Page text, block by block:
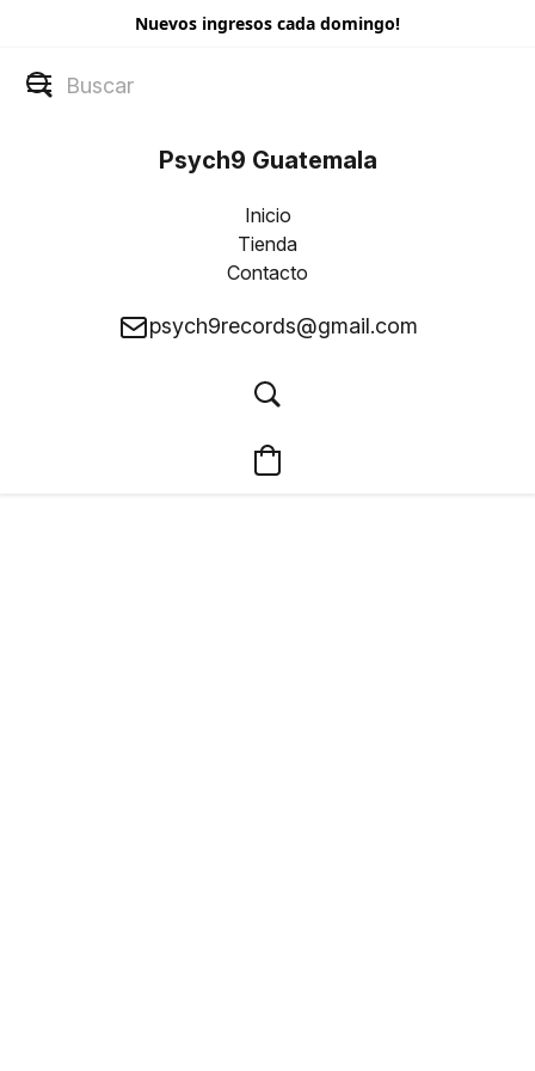
Nuevos ingresos cada domingo!
Psych9 Guatemala
Inicio
Tienda
Contacto
psych9records@gmail.com